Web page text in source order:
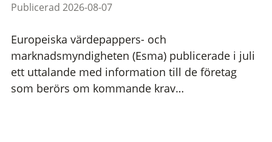
Publicerad 2026-08-07
Europeiska värdepappers- och
marknadsmyndigheten (Esma) publicerade i juli
ett uttalande med information till de företag
som berörs om kommande krav…